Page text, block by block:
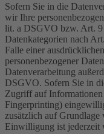
Sofern Sie in die
wir Ihre
lit. a DSGVO bzw. Art.
Datenkategorien nach
Falle einer
personenbezogener
Datenverarbeitung
DSGVO. Sofern Sie in
Zugriff auf
Fingerprinting)
zusätzlich auf
Einwilligung ist jederzeit